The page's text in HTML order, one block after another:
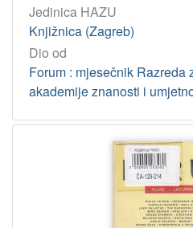
Jedinica HAZU
Knjižnica (Zagreb)
Dio od
Forum : mjesečnik Razreda
akademije znanosti i